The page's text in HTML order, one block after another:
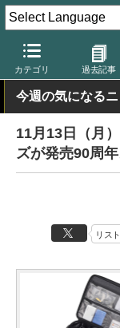
カテゴリ 過去記事
デジカメ Watch カメ
今週の気になる
11月13日（月
ズが発売90周
リスト